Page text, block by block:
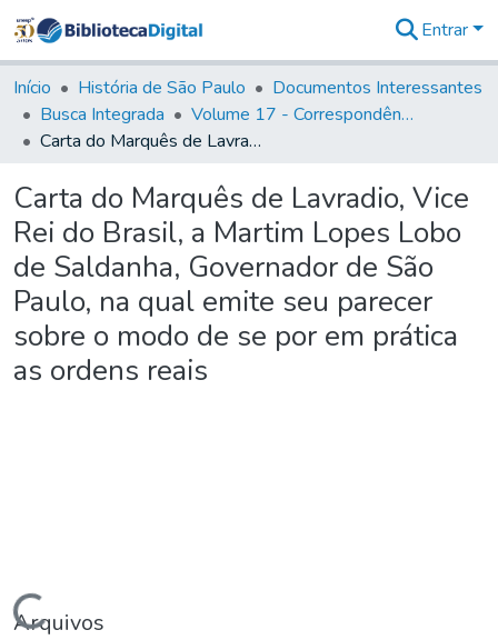
&
Coleções
Tudo na
Biblioteca
Estatísticas
Entrar
Início História de São Paulo
Documentos Interessantes
Busca Integrada
Volume 17 - Correspondência do Vice-Rei, de Martim Lopes Lobo e outros (1775- 9)
Carta do Marquês de Lavradio, Vice Rei do Brasil, a Martim Lopes Lobo de Saldanha, Governador de São Paulo, na qual emite seu parecer sobre o modo de se por em prática as ordens reais
Carta do Marquês de Lavradio, Vice
Rei do Brasil, a Martim Lopes Lobo
de Saldanha, Governador de São
Paulo, na qual emite seu parecer
sobre o modo de se por em prática
as ordens reais
Arquivos